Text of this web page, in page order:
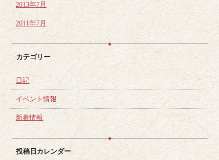
2013年7月
2011年7月
カテゴリー
日記
イベント情報
新着情報
投稿日カレンダー